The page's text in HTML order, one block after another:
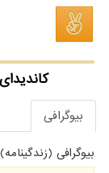
بیوگرافی
بیوگرافی